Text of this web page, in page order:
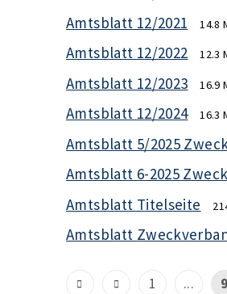
Amtsblatt 12/2021 14.8
Amtsblatt 12/2022 12.3
Amtsblatt 12/2023 16.9
Amtsblatt 12/2024 16.3
Amtsblatt 5/2025
Amtsblatt 6-2025
Amtsblatt Titelseite
Amtsblatt
1 ... 9